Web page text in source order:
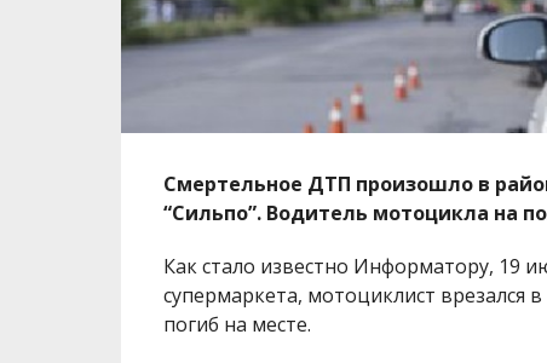
Смертельное ДТП произошло в
“Сильпо”. Водитель мотоцикла на
Как стало известно Информатору, 19
супермаркета, мотоциклист врезался
погиб на месте.